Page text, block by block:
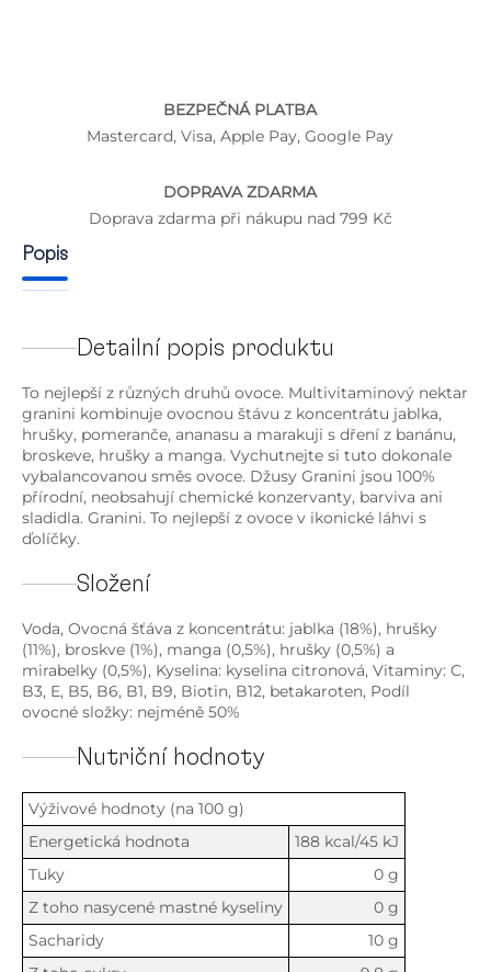
BEZPEČNÁ PLATBA
Mastercard, Visa, Apple Pay, Google Pay
DOPRAVA ZDARMA
Doprava zdarma při nákupu nad 799 Kč
Popis
Detailní popis produktu
To nejlepší z různých druhů ovoce. Multivitaminový nektar
granini kombinuje ovocnou štávu z koncentrátu jablka,
hrušky, pomeranče, ananasu a marakuji s dření z banánu,
broskeve, hrušky a manga. Vychutnejte si tuto dokonale
vybalancovanou směs ovoce. Džusy Granini jsou 100%
přírodní, neobsahují chemické konzervanty, barviva ani
sladidla. Granini. To nejlepší z ovoce v ikonické láhvi s
ďolíčky.
Složení
Voda, Ovocná šťáva z koncentrátu: jablka (18%), hrušky
(11%), broskve (1%), manga (0,5%), hrušky (0,5%) a
mirabelky (0,5%), Kyselina: kyselina citronová, Vitaminy: C,
B3, E, B5, B6, B1, B9, Biotin, B12, betakaroten, Podíl
ovocné složky: nejméně 50%
Nutriční hodnoty
Výživové hodnoty (na 100 g)
Energetická hodnota
188 kcal/45 kJ
Tuky
0 g
Z toho nasycené mastné kyseliny
0 g
Sacharidy
10 g